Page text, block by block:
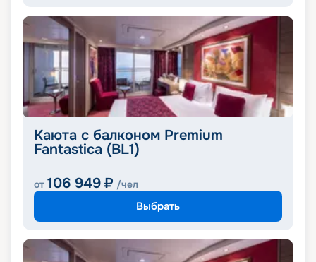
Каюта с балконом Premium
Fantastica (BL1)
от 106 949 ₽ /чел
Выбрать